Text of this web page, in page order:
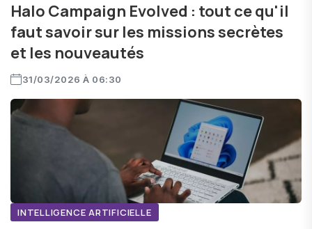
Halo Campaign Evolved : tout ce qu'il
faut savoir sur les missions secrètes
et les nouveautés
31/03/2026 À 06:30
INTELLIGENCE ARTIFICIELLE